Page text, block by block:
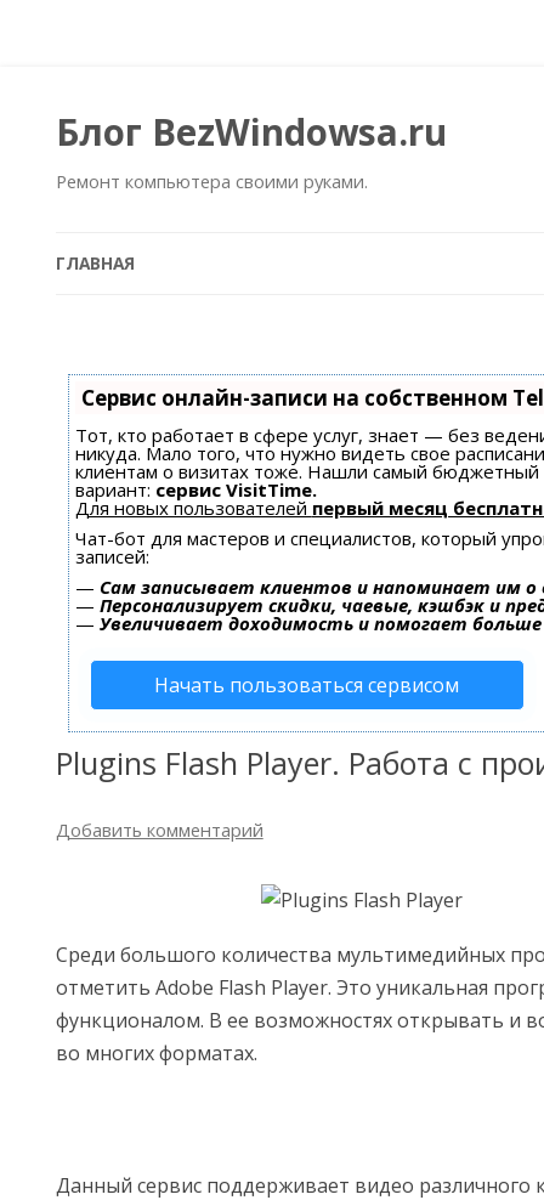
Блог BezWindowsa.ru
Ремонт компьютера своими руками.
ГЛАВНАЯ
Сервис онлайн-записи на собственном
Тот, кто работает в сфере услуг, знает — без
никуда. Мало того, что нужно видеть свое
клиентам о визитах тоже. Нашли самый
вариант: сервис VisitTime.
Для новых пользователей первый месяц
Чат-бот для мастеров и специалистов, который
записей:
— Сам записывает клиентов и напоминает им о
— Персонализирует скидки, чаевые, кэшбэк и
— Увеличивает доходимость и помогает
Начать пользоваться сервисом
Рlugins Flash Player. Работа с
Добавить комментарий
Среди большого количества мультимедийных
отметить Adobe Flash Player. Это уникальная
функционалом. В ее возможностях открывать и
во многих форматах.
Данный сервис поддерживает видео различного